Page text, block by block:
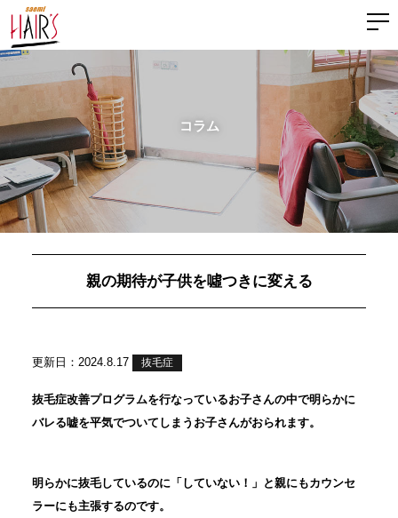
コラム
親の期待が子供を噓つきに変える
更新日：2024.8.17 抜毛症
抜毛症改善プログラムを行なっているお子さんの中で明らかに
バレる嘘を平気でついてしまうお子さんがおられます。
明らかに抜毛しているのに「していない！」と親にもカウンセ
ラーにも主張するのです。